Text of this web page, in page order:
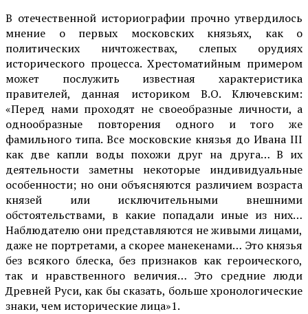
В отечественной историографии прочно утвердилось
мнение о первых московских князьях, как о
политических ничтожествах, слепых орудиях
исторического процесса. Хрестоматийным примером
может послужить известная характеристика
правителей, данная историком В.О. Ключевским:
«Перед нами проходят не своеобразные личности, а
однообразные повторения одно­го и того же
фамильного типа. Все московские князья до Ивана III
как две капли воды похожи друг на друга… В их
деятельности заметны некото­рые индивидуальные
особенности; но они объясняются различием возраста
князей или исключительными внешни­ми
обстоятельствами, в какие попадали иные из них…
Наблюдателю они представляются не живыми лицами,
даже не портретами, а скорее манекенами… Это князья
без всякого блеска, без признаков как героического,
так и нравственного величия… Это средние люди
Древней Руси, как бы сказать, больше хронологические
знаки, чем исторические лица»1.